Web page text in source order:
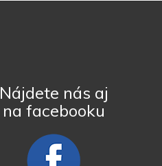
Nájdete nás aj
na facebooku